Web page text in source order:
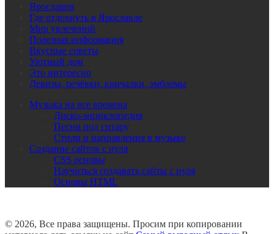
Ярославия
Где отдохнуть в Ярославле
Мир увлечений
Полезная информация
Вкусные советы
Уютный дом
Это интересно
Девизы, речёвки, кричалки, эмблемы
Музыка на все времена
Диско-энциклопедия
Песни под гитару
Стили и направления в музыке
Создание сайтов с нуля
CSS основы
Научиться создавать сайты с нуля
Основы HTML
© 2026, Все права защищены. Просим при копировании